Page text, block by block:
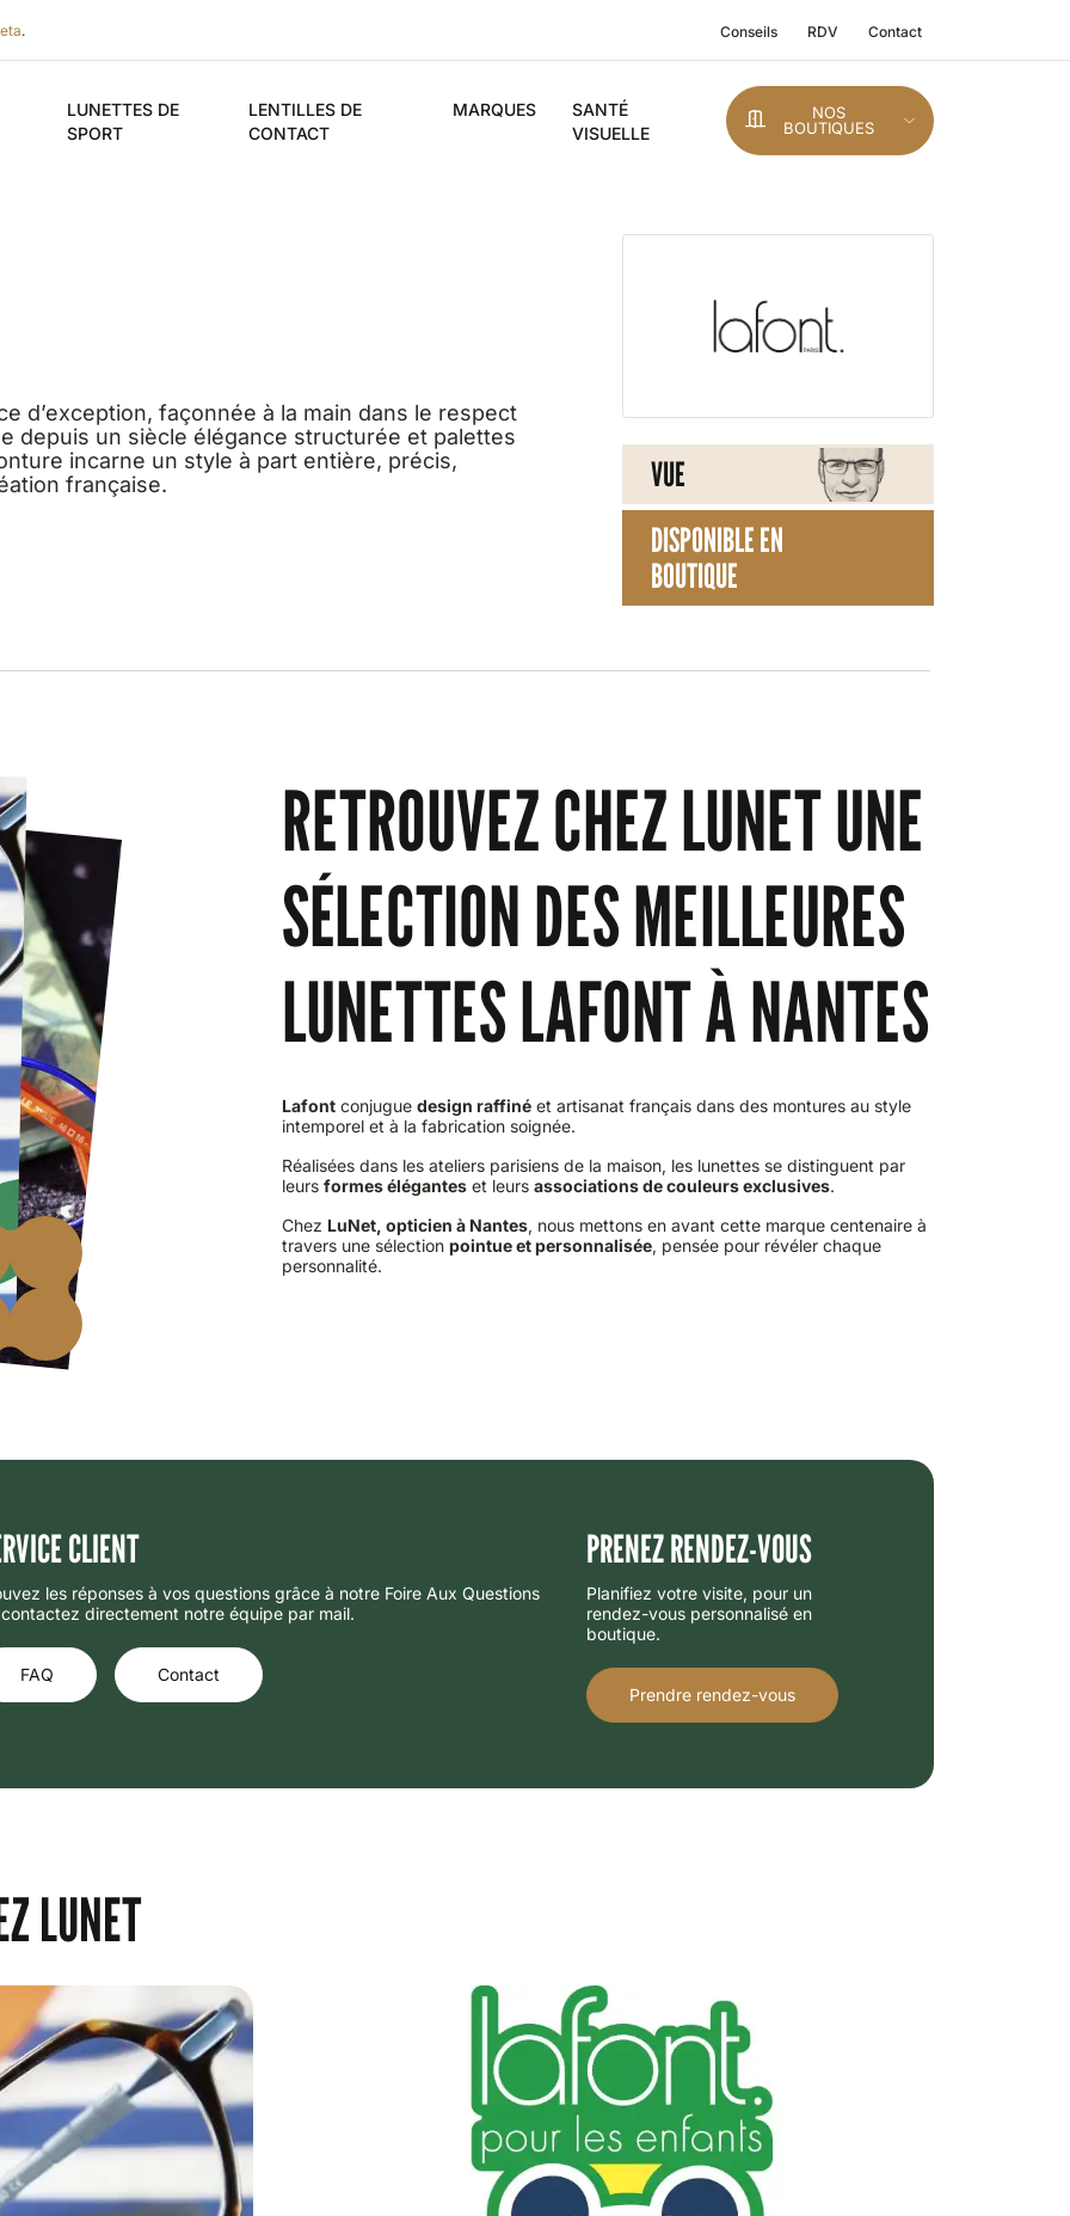
. Conseils RDV Contact
LUNETTES DE
SPORT
LENTILLES DE
CONTACT
MARQUES
SANTÉ
VISUELLE
NOS
BOUTIQUES
d’exception, façonnée à la main dans le respect
depuis un siècle élégance structurée et palettes
incarne un style à part entière, précis,
française.
VUE
DISPONIBLE EN
BOUTIQUE
RETROUVEZ CHEZ LUNET UNE
SÉLECTION DES MEILLEURES
LUNETTES LAFONT À NANTES
Lafont conjugue design raffiné et artisanat français dans des montures au style
intemporel et à la fabrication soignée.
Réalisées dans les ateliers parisiens de la maison, les lunettes se distinguent par
leurs formes élégantes et leurs associations de couleurs exclusives.
Chez LuNet, opticien à Nantes, nous mettons en avant cette marque centenaire à
travers une sélection pointue et personnalisée, pensée pour révéler chaque
personnalité.
CLIENT
les réponses à vos questions grâce à notre Foire Aux Questions
directement notre équipe par mail.
FAQ Contact
PRENEZ RENDEZ-VOUS
Planifiez votre visite, pour un
rendez-vous personnalisé en
boutique.
Prendre rendez-vous
LUNET